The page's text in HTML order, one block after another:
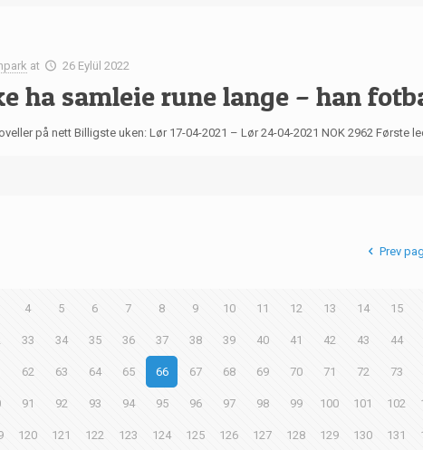
at 26 Eylül 2022
ha samleie rune lange – han
på nett Billigste uken: Lør 17-04-2021 – Lør 24-04-2021 NOK 2962 Første
Prev
4 5 6 7 8 9 10 11 12 13 14 15
33 34 35 36 37 38 39 40 41 42 43 44
62 63 64 65 66 67 68 69 70 71 72 73
91 92 93 94 95 96 97 98 99 100 101 102
120 121 122 123 124 125 126 127 128 129 130 131